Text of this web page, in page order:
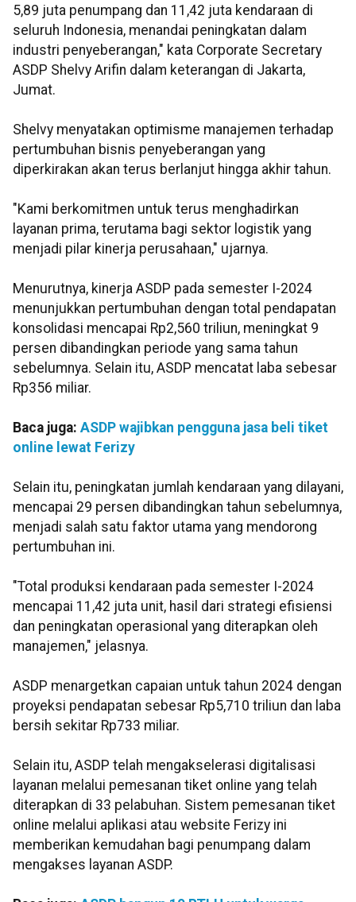
5,89 juta penumpang dan 11,42 juta kendaraan di
seluruh Indonesia, menandai peningkatan dalam
industri penyeberangan," kata Corporate Secretary
ASDP Shelvy Arifin dalam keterangan di Jakarta,
Jumat.
Shelvy menyatakan optimisme manajemen terhadap
pertumbuhan bisnis penyeberangan yang
diperkirakan akan terus berlanjut hingga akhir tahun.
"Kami berkomitmen untuk terus menghadirkan
layanan prima, terutama bagi sektor logistik yang
menjadi pilar kinerja perusahaan," ujarnya.
Menurutnya, kinerja ASDP pada semester I-2024
menunjukkan pertumbuhan dengan total pendapatan
konsolidasi mencapai Rp2,560 triliun, meningkat 9
persen dibandingkan periode yang sama tahun
sebelumnya. Selain itu, ASDP mencatat laba sebesar
Rp356 miliar.
Baca juga: ASDP wajibkan pengguna jasa beli tiket
online lewat Ferizy
Selain itu, peningkatan jumlah kendaraan yang dilayani,
mencapai 29 persen dibandingkan tahun sebelumnya,
menjadi salah satu faktor utama yang mendorong
pertumbuhan ini.
"Total produksi kendaraan pada semester I-2024
mencapai 11,42 juta unit, hasil dari strategi efisiensi
dan peningkatan operasional yang diterapkan oleh
manajemen," jelasnya.
ASDP menargetkan capaian untuk tahun 2024 dengan
proyeksi pendapatan sebesar Rp5,710 triliun dan laba
bersih sekitar Rp733 miliar.
Selain itu, ASDP telah mengakselerasi digitalisasi
layanan melalui pemesanan tiket online yang telah
diterapkan di 33 pelabuhan. Sistem pemesanan tiket
online melalui aplikasi atau website Ferizy ini
memberikan kemudahan bagi penumpang dalam
mengakses layanan ASDP.